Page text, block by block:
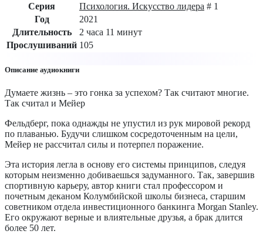
Серия
Психология. Искусство лидера # 1
Год
2021
Длительность
2 часа 11 минут
Прослушиваний 105
Описание аудиокниги
Думаете жизнь – это гонка за успехом? Так считают многие.
Так считал и Мейер
Фельдберг, пока однажды не упустил из рук мировой рекорд
по плаванью. Будучи слишком сосредоточенным на цели,
Мейер не рассчитал силы и потерпел поражение.
Эта история легла в основу его системы принципов, следуя
которым неизменно добиваешься задуманного. Так, завершив
спортивную карьеру, автор книги стал профессором и
почетным деканом Колумбийской школы бизнеса, старшим
советником отдела инвестиционного банкинга Morgan Stanley.
Его окружают верные и влиятельные друзья, а брак длится
более 50 лет.